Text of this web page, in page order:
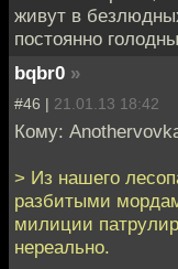
живут в
постоянно
bqbr0 »
#46 | 21.01.13 18:42
Кому:
> Из нашего
разбитыми
милиции
нереально.